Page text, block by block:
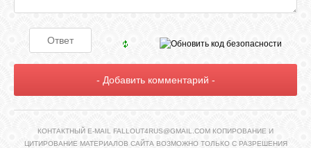
КОНТАКТНЫЙ E-MAIL FALLOUT4RUS@GMAIL.COM КОПИРОВАНИЕ И
ЦИТИРОВАНИЕ МАТЕРИАЛОВ САЙТА ВОЗМОЖНО ТОЛЬКО С РАЗРЕШЕНИЯ